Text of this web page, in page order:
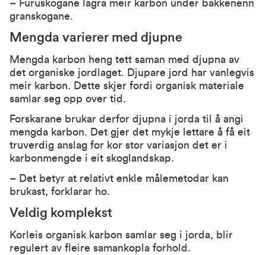
– Furuskogane lagra meir karbon under bakkenenn
granskogane.
Mengda varierer med djupne
Mengda karbon heng tett saman med djupna av
det organiske jordlaget. Djupare jord har vanlegvis
meir karbon. Dette skjer fordi organisk materiale
samlar seg opp over tid.
Forskarane brukar derfor djupna i jorda til å angi
mengda karbon. Det gjer det mykje lettare å få eit
truverdig anslag for kor stor variasjon det er i
karbonmengde i eit skoglandskap.
– Det betyr at relativt enkle målemetodar kan
brukast, forklarar ho.
Veldig komplekst
Korleis organisk karbon samlar seg i jorda, blir
regulert av fleire samankopla forhold.